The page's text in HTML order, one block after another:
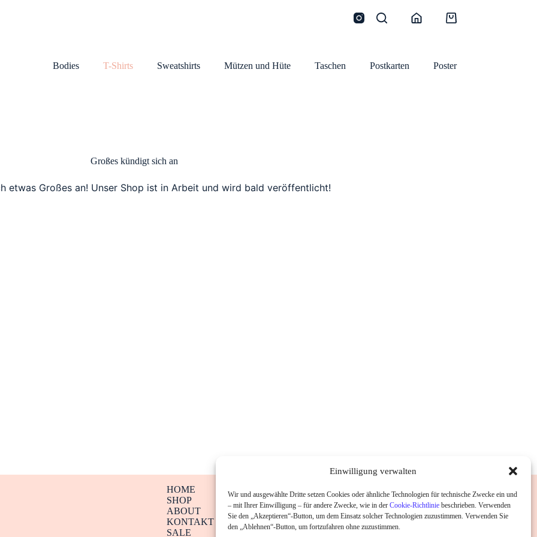
Einwilligung verwalten
Wir und ausgewählte Dritte setzen Cookies oder ähnliche Technologien für technische Zwecke ein und
– mit Ihrer Einwilligung – für andere Zwecke, wie in der Cookie-Richtlinie beschrieben. Verwenden
Sie den „Akzeptieren“-Button, um dem Einsatz solcher Technologien zuzustimmen. Verwenden Sie
den „Ablehnen“-Button, um fortzufahren ohne zuzustimmen.
Warenkorb
Bodies T-Shirts Sweatshirts Mützen und Hüte Taschen Postkarten Poster
Großes kündigt sich an
etwas Großes an! Unser Shop ist in Arbeit und wird bald veröffentlicht!
HOME
SHOP
ABOUT
KONTAKT
SALE